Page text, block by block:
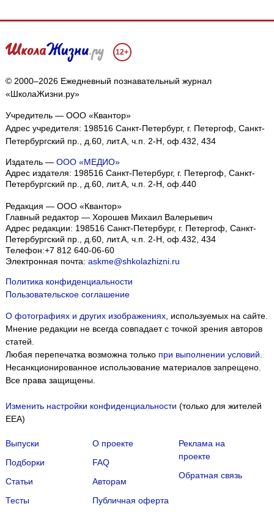
12+
© 2000–2026 Ежедневный познавательный журнал
«ШколаЖизни.ру»
Учредитель — ООО «Квантор»
Адрес учредителя: 198516 Санкт-Петербург, г. Петергоф, Санкт-
Петербургский пр., д.60, лит.А, ч.п. 2-Н, оф.432, 434
Издатель — ООО «МЕДИО»
Адрес издателя: 198516 Санкт-Петербург, г. Петергоф, Санкт-
Петербургский пр., д.60, лит.А, ч.п. 2-Н, оф.440
Редакция — ООО «Квантор»
Главный редактор — Хорошев Михаил Валерьевич
Адрес редакции: 198516 Санкт-Петербург, г. Петергоф Санкт-
Петербургский пр., д.60, лит.А, ч.п. 2-Н, оф.432, 434
Телефон:+7 812 640-06-60
Электронная почта: askme@shkolazhizni.ru
Политика конфиденциальности
Пользовательское соглашение
О фотографиях и других изображениях, используемых на сайте.
Мнение редакции не всегда совпадает с точкой зрения авторов
статей.
Любая перепечатка возможна только при выполнении условий
Несанкционированное использование материалов запрещено.
Все права защищены.
Изменить настройки конфиденциальности (только для жителей
EEA)
Выпуски
Подборки
Статьи
Тесты
О проекте
FAQ
Авторам
Публичная оферта
Реклама на
проекте
Обратная связь